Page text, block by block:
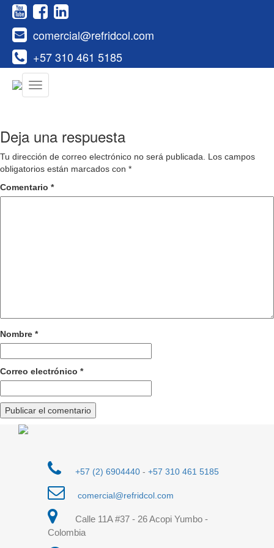
+57 310 461 5185
comercial@refridcol.com
Deja una respuesta
Tu dirección de correo electrónico no será publicada.
Los campos
obligatorios están marcados con *
Comentario *
Nombre *
Correo electrónico *
+57 (2) 6904440- +57 310 461 5185
comercial@refridcol.com
Calle 11A #37 - 26 Acopi Yumbo -
Colombia